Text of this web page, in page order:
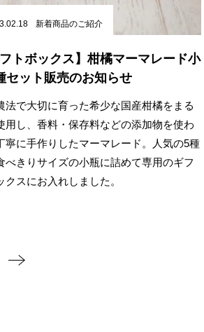
新着商品のご紹介
フトボックス】柑橘マーマレード小
セット販売のお知らせ
法で大切に育った希少な国産柑橘をまる
用し、香料・保存料などの添加物を使わ
寧に手作りしたマーマレード。人気の5種
べきりサイズの小瓶に詰めて専用のギフ
クスにお入れしました。